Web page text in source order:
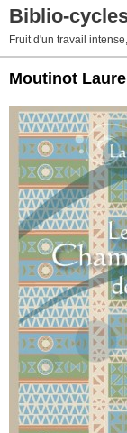
Biblio-
Fruit d'un travail
Moutinot